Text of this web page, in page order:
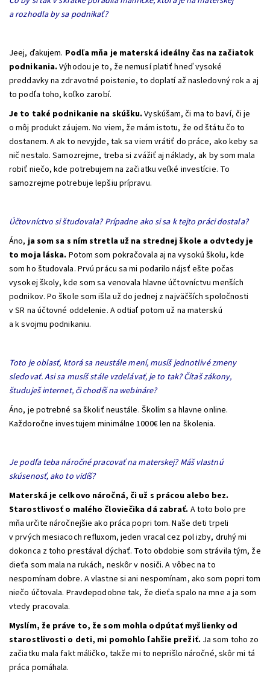
a rozhodla by sa podnikať?
Jeej, ďakujem. Podľa mňa je materská ideálny čas na začiatok
podnikania. Výhodou je to, že nemusí platiť hneď vysoké
preddavky na zdravotné poistenie, to doplatí až nasledovný rok a aj
to podľa toho, koľko zarobí.
Je to také podnikanie na skúšku. Vyskúšam, či ma to baví, či je
o môj produkt záujem. No viem, že mám istotu, že od štátu čo to
dostanem. A ak to nevyjde, tak sa viem vrátiť do práce, ako keby sa
nič nestalo. Samozrejme, treba si zvážiť aj náklady, ak by som mala
robiť niečo, kde potrebujem na začiatku veľké investície. To
samozrejme potrebuje lepšiu prípravu.
Účtovníctvo si študovala? Prípadne ako si sa k tejto práci dostala?
Áno, ja som sa s ním stretla už na strednej škole a odvtedy je
to moja láska. Potom som pokračovala aj na vysokú školu, kde
som ho študovala. Prvú prácu sa mi podarilo nájsť ešte počas
vysokej školy, kde som sa venovala hlavne účtovníctvu menších
podnikov. Po škole som išla už do jednej z najväčších spoločnosti
v SR na účtovné oddelenie. A odtiaľ potom už na materskú
a k svojmu podnikaniu.
Toto je oblasť, ktorá sa neustále mení, musíš jednotlivé zmeny
sledovať. Asi sa musíš stále vzdelávať, je to tak? Čítaš zákony,
študuješ internet, či chodíš na webináre?
Áno, je potrebné sa školiť neustále. Školím sa hlavne online.
Každoročne investujem minimálne 1000€ len na školenia.
Je podľa teba náročné pracovať na materskej? Máš vlastnú
skúsenosť, ako to vidíš?
Materská je celkovo náročná, či už s prácou alebo bez.
Starostlivosť o malého človiečika dá zabrať. A toto bolo pre
mňa určite náročnejšie ako práca popri tom. Naše deti trpeli
v prvých mesiacoch refluxom, jeden vracal cez pol izby, druhý mi
dokonca z toho prestával dýchať. Toto obdobie som strávila tým, že
dieťa som mala na rukách, neskôr v nosiči. A vôbec na to
nespomínam dobre. A vlastne si ani nespomínam, ako som popri tom
niečo účtovala. Pravdepodobne tak, že dieťa spalo na mne a ja som
vtedy pracovala.
Myslím, že práve to, že som mohla odpútať myšlienky od
starostlivosti o deti, mi pomohlo ľahšie prežiť. Ja som toho zo
začiatku mala fakt máličko, takže mi to neprišlo náročné, skôr mi tá
práca pomáhala.